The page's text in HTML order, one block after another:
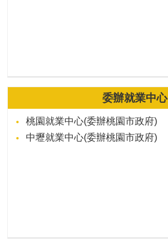
委辦就業中心
桃園就業中心(委辦桃園市政府)
中壢就業中心(委辦桃園市政府)